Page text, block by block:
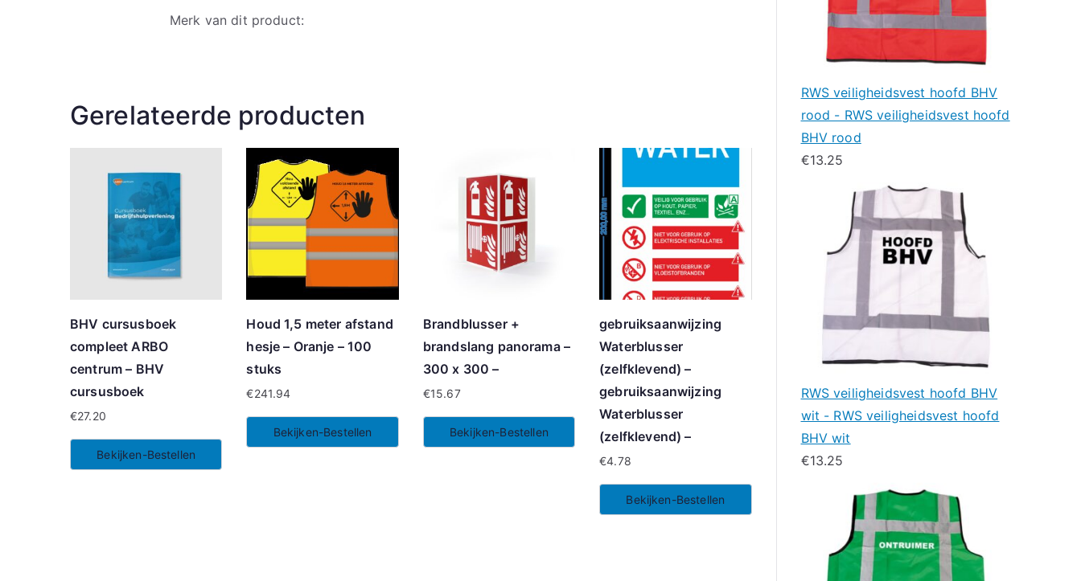
Merk van dit product:
Gerelateerde producten
BHV cursusboek
compleet ARBO
centrum – BHV
cursusboek
€27.20
Bekijken-Bestellen
Houd 1,5 meter afstand
hesje – Oranje – 100
stuks
€241.94
Bekijken-Bestellen
Brandblusser +
brandslang panorama –
300 x 300 –
€15.67
Bekijken-Bestellen
gebruiksaanwijzing
Waterblusser
(zelfklevend) –
gebruiksaanwijzing
Waterblusser
(zelfklevend) –
€4.78
Bekijken-Bestellen
RWS veiligheidsvest hoofd BHV
rood - RWS veiligheidsvest hoofd
BHV rood
€13.25
RWS veiligheidsvest hoofd BHV
wit - RWS veiligheidsvest hoofd
BHV wit
€13.25